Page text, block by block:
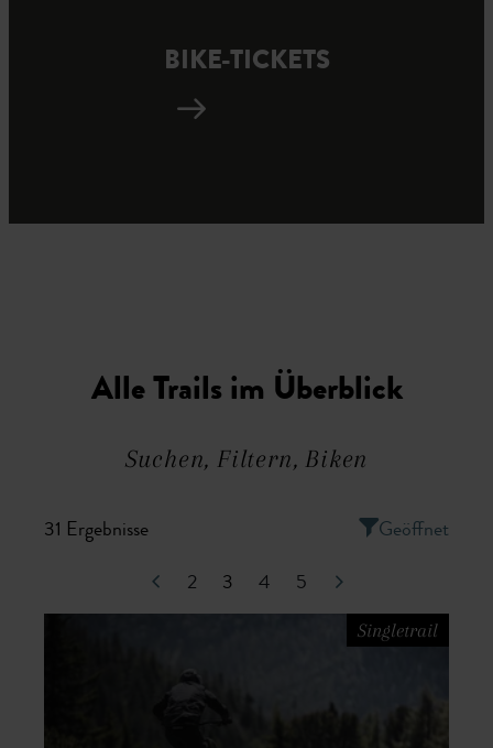
BIKE-TICKETS
Alle Trails im Überblick
Suchen, Filtern, Biken
31 Ergebnisse Geöffnet
2 3 4 5
Singletrail